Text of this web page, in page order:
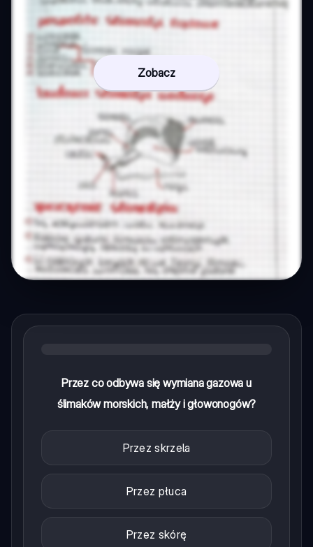
Zobacz
Przez co odbywa się wymiana gazowa u
ślimaków morskich, małży i głowonogów?
Przez skrzela
Przez płuca
Przez skórę